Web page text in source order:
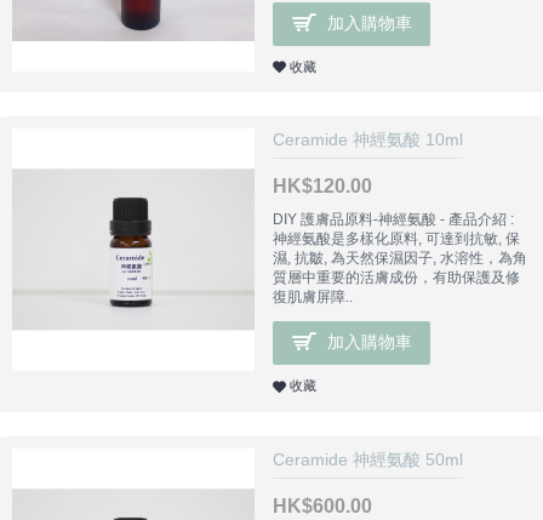
加入購物車
收藏
Ceramide 神經氨酸 10ml
HK$120.00
DIY 護膚品原料-神經氨酸 - 產品介紹 :
神經氨酸是多樣化原料, 可達到抗敏, 保
濕, 抗皺, 為天然保濕因子, 水溶性，為角
質層中重要的活膚成份，有助保護及修
復肌膚屏障..
加入購物車
收藏
Ceramide 神經氨酸 50ml
HK$600.00